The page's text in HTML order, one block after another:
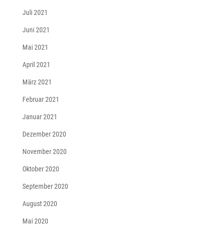
Juli 2021
Juni 2021
Mai 2021
April 2021
März 2021
Februar 2021
Januar 2021
Dezember 2020
November 2020
Oktober 2020
September 2020
August 2020
Mai 2020